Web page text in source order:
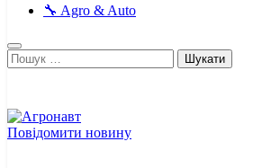
🔧 Agro & Auto
Пошук:
Повідомити новину